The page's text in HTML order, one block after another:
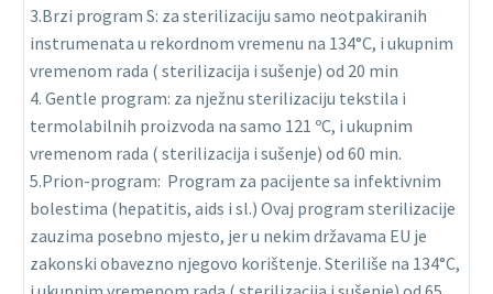
3.Brzi program S: za sterilizaciju samo neotpakiranih
instrumenata u rekordnom vremenu na 134°C, i ukupnim
vremenom rada ( sterilizacija i sušenje) od 20 min
4. Gentle program: za nježnu sterilizaciju tekstila i
termolabilnih proizvoda na samo 121 ºC, i ukupnim
vremenom rada ( sterilizacija i sušenje) od 60 min.
5.Prion-program: Program za pacijente sa infektivnim
bolestima (hepatitis, aids i sl.) Ovaj program sterilizacije
zauzima posebno mjesto, jer u nekim državama EU je
zakonski obavezno njegovo korištenje. Steriliše na 134°C,